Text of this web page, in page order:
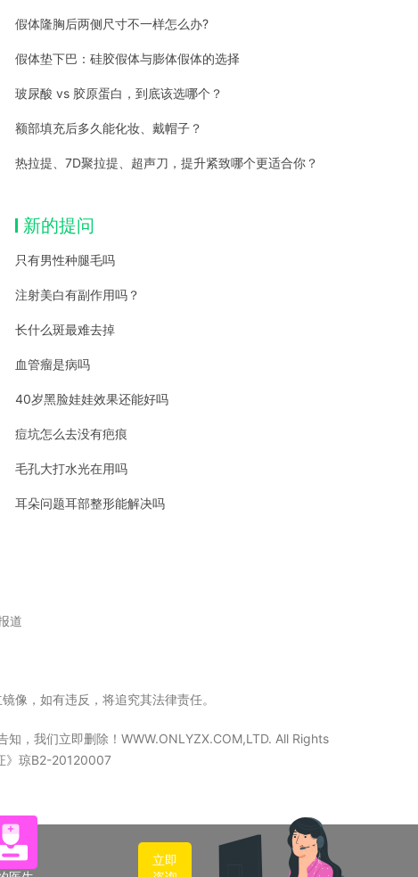
假体隆胸后两侧尺寸不一样怎么办?
假体垫下巴：硅胶假体与膨体假体的选择
玻尿酸 vs 胶原蛋白，到底该选哪个？
额部填充后多久能化妆、戴帽子？
热拉提、7D聚拉提、超声刀，提升紧致哪个更适合你？
新的提问
只有男性种腿毛吗
注射美白有副作用吗？
长什么斑最难去掉
血管瘤是病吗
40岁黑脸娃娃效果还能好吗
痘坑怎么去没有疤痕
毛孔大打水光在用吗
耳朵问题耳部整形能解决吗
道
像，如有违反，将追究其法律责任。
，我们立即删除！WWW.ONLYZX.COM,LTD. All Rights
》琼B2-20120007
立即